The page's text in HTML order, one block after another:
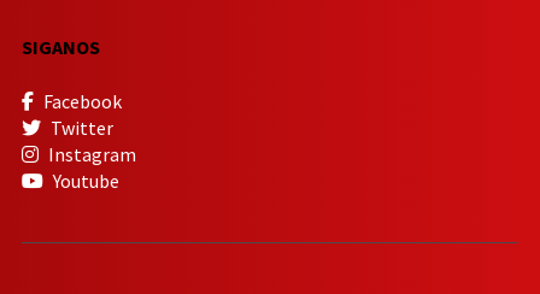
SIGANOS
Facebook
Twitter
Instagram
Youtube